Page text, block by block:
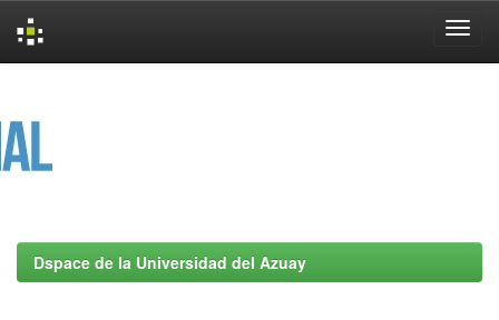
Dspace de la Universidad del Azuay